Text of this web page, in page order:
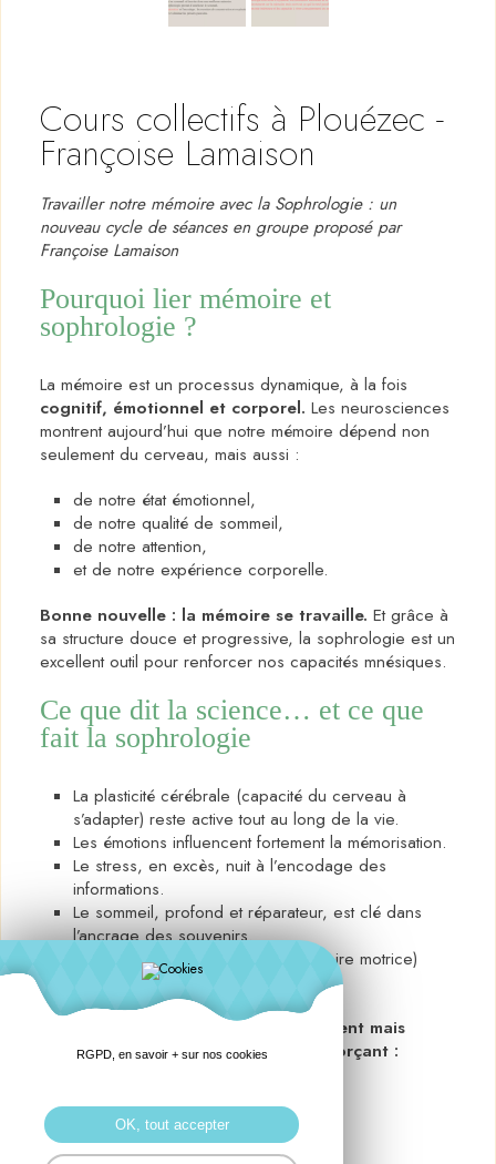
Cours collectifs à Plouézec -
Françoise Lamaison
Travailler notre mémoire avec la Sophrologie : un
nouveau cycle de séances en groupe proposé par
Françoise Lamaison
Pourquoi lier mémoire et
sophrologie ?
La mémoire est un processus dynamique, à la fois
cognitif, émotionnel et corporel. Les neurosciences
montrent aujourd’hui que notre mémoire dépend non
seulement du cerveau, mais aussi :
de notre état émotionnel,
de notre qualité de sommeil,
de notre attention,
et de notre expérience corporelle.
Bonne nouvelle : la mémoire se travaille. Et grâce à
sa structure douce et progressive, la sophrologie est un
excellent outil pour renforcer nos capacités mnésiques.
Ce que dit la science… et ce que
fait la sophrologie
La plasticité cérébrale (capacité du cerveau à
s’adapter) reste active tout au long de la vie.
Les émotions influencent fortement la mémorisation.
Le stress, en excès, nuit à l’encodage des
informations.
Le sommeil, profond et réparateur, est clé dans
l’ancrage des souvenirs.
L’apprentissage par le corps (mémoire motrice)
complète la mémoire verbale.
La sophrologie agit donc indirectement mais
puissamment sur la mémoire, en renforçant :
la stabilité émotionnelle,
la concentration,
RGPD, en savoir + sur nos cookies
OK, tout accepter